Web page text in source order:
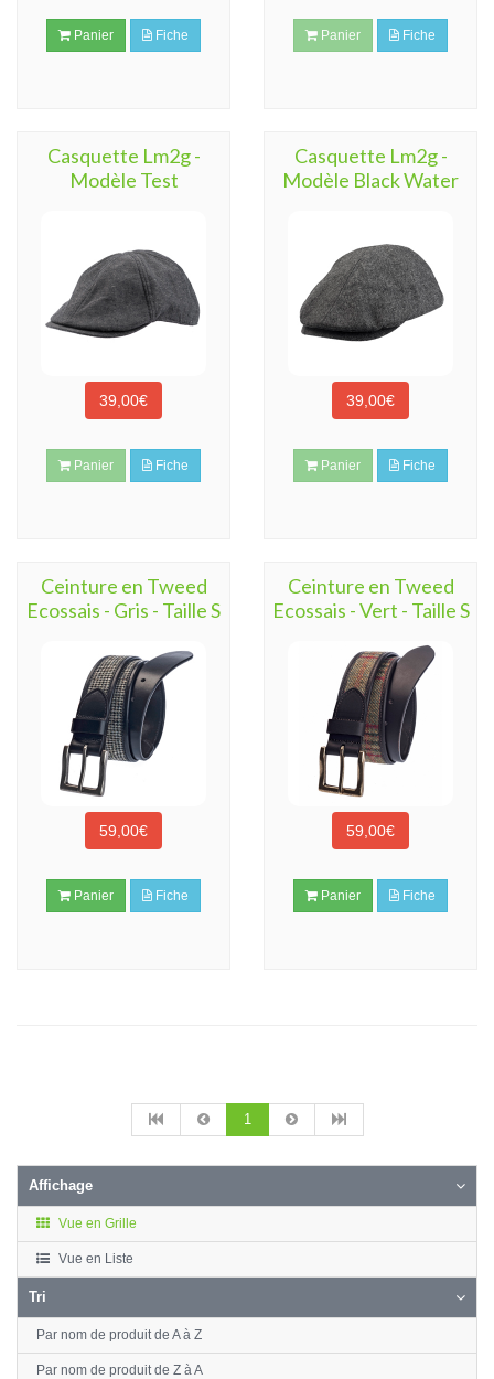
Panier Fiche Panier Fiche
Casquette Lm2g -
Modèle Test
39,00€
Panier Fiche
Casquette Lm2g -
Modèle Black Water
39,00€
Panier Fiche
Ceinture en Tweed
Ecossais - Gris - Taille S
59,00€
Panier Fiche
Ceinture en Tweed
Ecossais - Vert - Taille S
59,00€
Panier Fiche
1
Affichage
Vue en Grille
Vue en Liste
Tri
Par nom de produit de A à Z
Par nom de produit de Z à A